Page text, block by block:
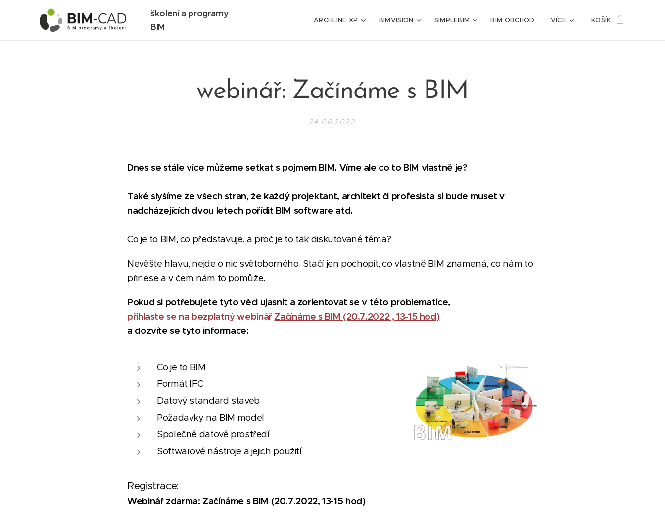
školení a programy
BIM
ARCHLINE XP BIMVISION SIMPLEBIM BIM OBCHOD VÍCE KOŠÍK
webinář: Začínáme s BIM
24.06.2022
Dnes se stále více můžeme setkat s pojmem BIM. Víme ale co to BIM vlastně je?
Také slyšíme ze všech stran, že každý projektant, architekt či profesista si bude muset v
nadcházejících dvou letech pořídit BIM software atd.
Co je to BIM, co představuje, a proč je to tak diskutované téma?
Nevěšte hlavu, nejde o nic světoborného. Stačí jen pochopit, co vlastně BIM znamená, co nám to
přinese a v čem nám to pomůže.
Pokud si potřebujete tyto věci ujasnit a zorientovat se v této problematice,
přihlaste se na bezplatný webinář Začínáme s BIM (20.7.2022 , 13-15 hod)
a dozvíte se tyto informace:
Co je to BIM
Formát IFC
Datový standard staveb
Požadavky na BIM model
Společné datové prostředí
Softwarové nástroje a jejich použití
Registrace:
Webinář zdarma: Začínáme s BIM (20.7.2022, 13-15 hod)